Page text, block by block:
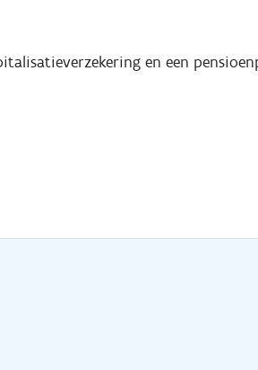
en een